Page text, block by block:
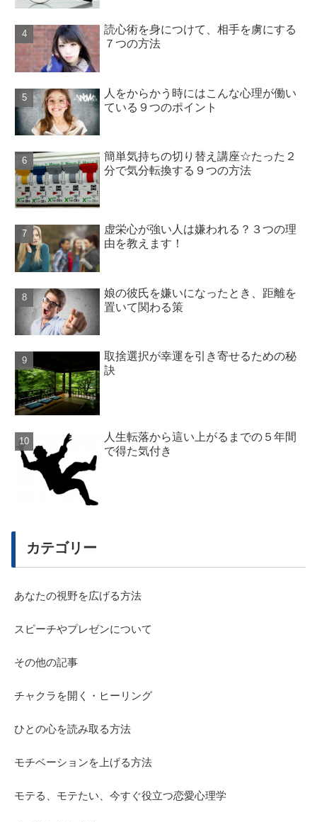
読心術を身につけて、相手を虜にする
７つの方法
人をからかう時にはこんな心理が働い
ている９つのポイント
簡単気持ちの切り替え講座☆たった２
分で気分転換する９つの方法
虚栄心が強い人は嫌われる？３つの理
由を教えます！
娘の彼氏を嫌いになったとき、距離を
置いて関わる策
取捨選択が幸運を引き寄せるための秘
訣
人生転落から這い上がるまでの５年間
で得た気付き
カテゴリー
あなたの視野を広げる方法
スピーチやプレゼンについて
その他の記事
チャクラを開く・ヒーリング
ひとの心を読み取る方法
モチベーションを上げる方法
モテる、モテたい、今すぐ役立つ恋愛心理学